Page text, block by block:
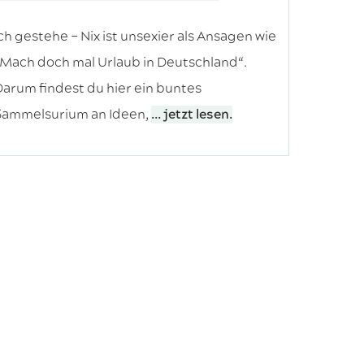
gestehe – Nix ist unsexier als Ansagen wie
doch mal Urlaub in Deutschland“.
findest du hier ein buntes
an Ideen, ... jetzt lesen.